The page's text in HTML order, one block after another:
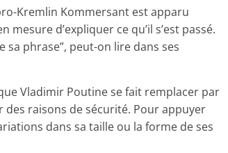
Kremlin Kommersant est apparu
d’expliquer ce qu’il s’est passé.
sa phrase”, peut-on lire dans ses
Vladimir Poutine se fait remplacer par
raisons de sécurité. Pour appuyer
dans sa taille ou la forme de ses